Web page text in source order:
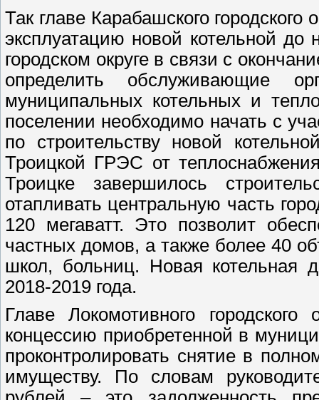
Так главе Карабашского городского
эксплуатацию новой котельной до
городском округе в связи с
определить обслуживающие
муниципальных котельных и
поселении необходимо начать с
по строительству новой
Троицкой ГРЭС от
Троицке завершилось
отапливать центральную часть
120 мегаватт. Это позволит
частных домов, а также более 40
школ, больниц. Новая котельная
2018-2019 года.
Главе Локомотивного
концессию приобретенной в
проконтролировать снятие в
имуществу. По словам